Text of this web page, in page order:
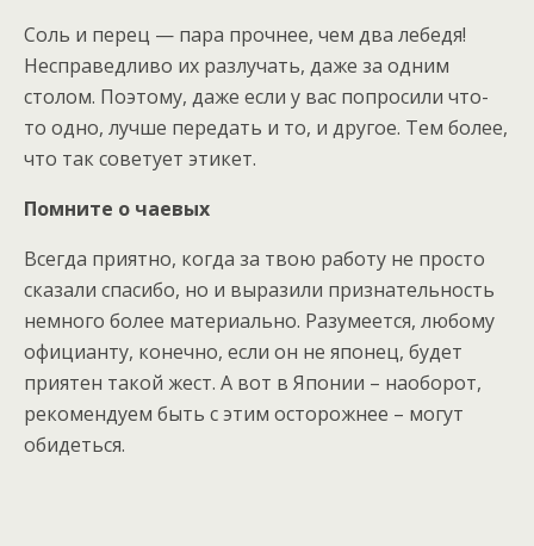
Соль и перец — пара прочнее, чем два лебедя!
Несправедливо их разлучать, даже за одним
столом. Поэтому, даже если у вас попросили что-
то одно, лучше передать и то, и другое. Тем более,
что так советует этикет.
Помните о чаевых
Всегда приятно, когда за твою работу не просто
сказали спасибо, но и выразили признательность
немного более материально. Разумеется, любому
официанту, конечно, если он не японец, будет
приятен такой жест. А вот в Японии – наоборот,
рекомендуем быть с этим осторожнее – могут
обидеться.